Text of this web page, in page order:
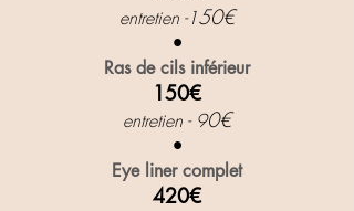
entretien -150€
•
Ras de cils inférieur
150€
entretien - 90€
•
Eye liner complet
420€